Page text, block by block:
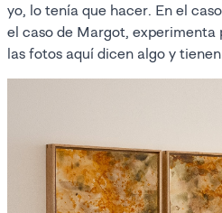
yo, lo tenía que hacer. En el
el caso de Margot, experimenta
las fotos aquí dicen algo y